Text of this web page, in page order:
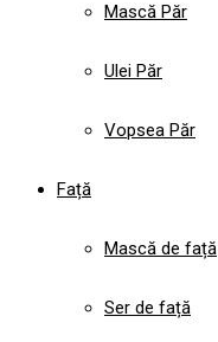
Mască Păr
Ulei Păr
Vopsea Păr
Față
Mască de față
Ser de față